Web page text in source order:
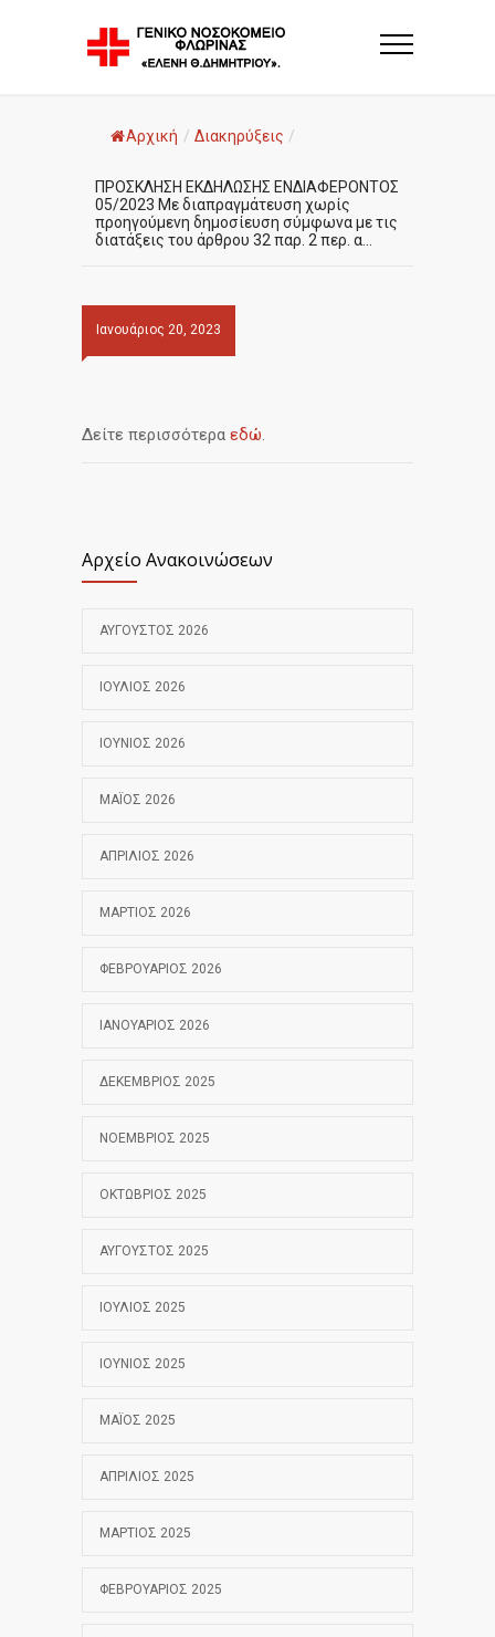
Αρχική / Διακηρύξεις /
ΠΡΟΣΚΛΗΣΗ ΕΚΔΗΛΩΣΗΣ ΕΝΔΙΑΦΕΡΟΝΤΟΣ
05/2023 Με διαπραγμάτευση χωρίς
προηγούμενη δημοσίευση σύμφωνα με τις
διατάξεις του άρθρου 32 παρ. 2 περ. α...
Ιανουάριος 20, 2023
Δείτε περισσότερα εδώ.
Αρχείο Ανακοινώσεων
ΑΎΓΟΥΣΤΟΣ 2026
ΙΟΎΛΙΟΣ 2026
ΙΟΎΝΙΟΣ 2026
ΜΆΙΟΣ 2026
ΑΠΡΊΛΙΟΣ 2026
ΜΆΡΤΙΟΣ 2026
ΦΕΒΡΟΥΆΡΙΟΣ 2026
ΙΑΝΟΥΆΡΙΟΣ 2026
ΔΕΚΈΜΒΡΙΟΣ 2025
ΝΟΈΜΒΡΙΟΣ 2025
ΟΚΤΏΒΡΙΟΣ 2025
ΑΎΓΟΥΣΤΟΣ 2025
ΙΟΎΛΙΟΣ 2025
ΙΟΎΝΙΟΣ 2025
ΜΆΙΟΣ 2025
ΑΠΡΊΛΙΟΣ 2025
ΜΆΡΤΙΟΣ 2025
ΦΕΒΡΟΥΆΡΙΟΣ 2025